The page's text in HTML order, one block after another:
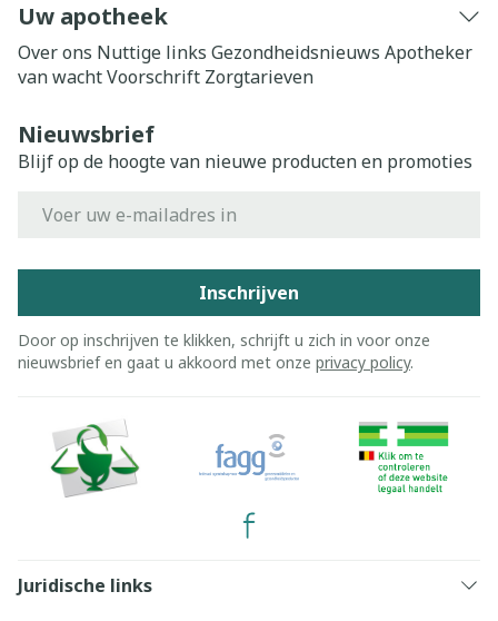
Uw apotheek
Over ons Nuttige links Gezondheidsnieuws Apotheker
van wachtVoorschrift Zorgtarieven
Nieuwsbrief
Blijf op de hoogte van nieuwe producten en promoties
Inschrijven
Door op inschrijven te klikken, schrijft u zich in voor onze
nieuwsbrief en gaat u akkoord met onze privacy policy.
Juridische links